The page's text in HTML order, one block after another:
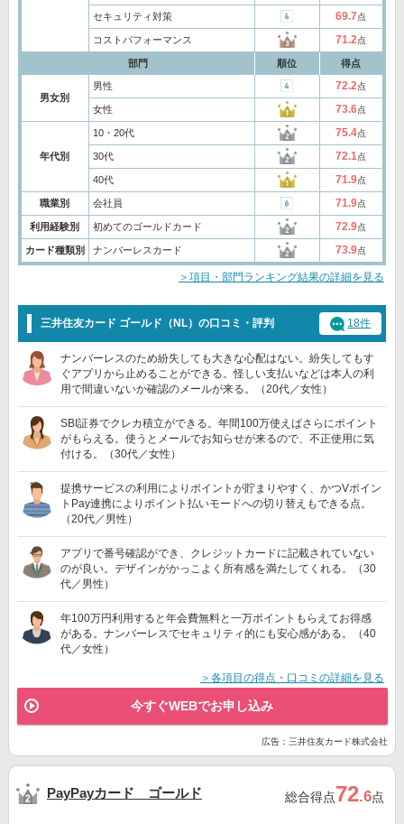
セキュリティ対策 69.7点
コストパフォーマンス 71.2点
部門 順位 得点
男女別
男性 72.2点
女性 73.6点
年代別
10・20代 75.4点
30代 72.1点
40代 71.9点
職業別 会社員 71.9点
利用経験別 初めてのゴールドカード 72.9点
カード種類別 ナンバーレスカード 73.9点
＞項目・部門ランキング結果の詳細を見る
三井住友カード ゴールド（NL）の口コミ・評判 18件
ナンバーレスのため紛失しても大きな心配はない。紛失してもす
ぐアプリから止めることができる。怪しい支払いなどは本人の利
用で間違いないか確認のメールが来る。（20代／女性）
SBI証券でクレカ積立ができる。年間100万使えばさらにポイント
がもらえる。使うとメールでお知らせが来るので、不正使用に気
付ける。（30代／女性）
提携サービスの利用によりポイントが貯まりやすく、かつVポイン
トPay連携によりポイント払いモードへの切り替えもできる点。
（20代／男性）
アプリで番号確認ができ、クレジットカードに記載されていない
のが良い。デザインがかっこよく所有感を満たしてくれる。（30
代／男性）
年100万円利用すると年会費無料と一万ポイントもらえてお得感
がある。ナンバーレスでセキュリティ的にも安心感がある。（40
代／女性）
＞各項目の得点・口コミの詳細を見る
今すぐWEBでお申し込み
広告：三井住友カード株式会社
PayPayカード ゴールド 総合得点72.6点